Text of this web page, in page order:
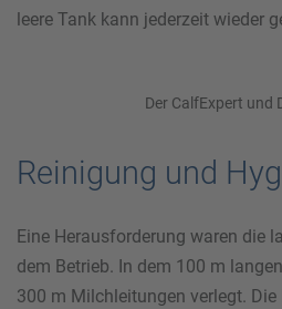
leere Tank kann jederzeit wieder
Der CalfExpert und
Reinigung und
Eine Herausforderung waren die
dem Betrieb. In dem 100 m
300 m Milchleitungen verlegt. Die